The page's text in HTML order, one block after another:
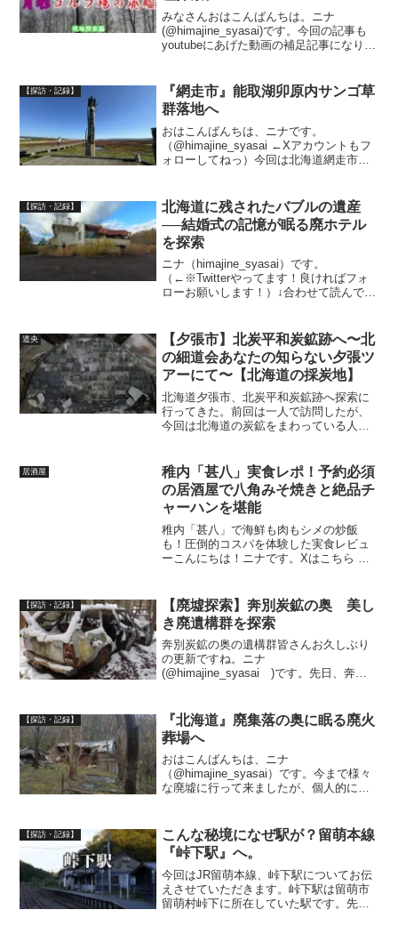
みなさんおはこんばんちは。ニナ
(@himajine_syasai)です。今回の記事も
youtubeにあげた動画の補足記事になりま
前回の厚田油田から移動する動画となっ
て...
【探訪・記録】
『網走市』能取湖卯原内サンゴ草
群落地へ
おはこんばんちは、ニナです。
（@himajine_syasai ←Xアカウントもフ
ォローしてねっ）今回は北海道網走市卯
オホーツク海沿岸ではサロマ湖に次ぐ大
きな湖で全国で...
【探訪・記録】
北海道に残されたバブルの遺産
──結婚式の記憶が眠る廃ホテル
を探索
ニナ（himajine_syasai）です。
（←※Twitterやってます！良ければフォ
ローお願いします！）↓合わせて読んでみ
今回は北海道の廃墟好きなら皆さんご...
道央
【夕張市】北炭平和炭鉱跡へ〜北
の細道会あなたの知らない夕張ツ
アーにて〜【北海道の採炭地】
北海道夕張市、北炭平和炭鉱跡へ探索に
行ってきた。前回は一人で訪問したが、
今回は北海道の炭鉱をまわっている人間
の知らない夕張ツアー2023秋、通称スケ
キヨツアーでの再訪だ...
居酒屋
稚内「甚八」実食レポ！予約必須
の居酒屋で八角みそ焼きと絶品チ
ャーハンを堪能
稚内「甚八」で海鮮も肉もシメの炒飯
も！圧倒的コスパを体験した実食レビュ
ーこんにちは！ニナです。Xはこちら →
席のお店。暖簾をくぐると奥行きのあ
る...
【探訪・記録】
【廃墟探索】奔別炭鉱の奥 美し
き廃遺構群を探索
奔別炭鉱の奥の遺構群皆さんお久しぶり
の更新ですね。ニナ
(@himajine_syasai )です。先日、奔別
事の最後に紹介する動画の告知タイミン
グと重なり、自らの告知す...
【探訪・記録】
『北海道』廃集落の奥に眠る廃火
葬場へ
おはこんばんちは、ニナ
（@himajine_syasai）です。今まで様々
な廃墟に行って来ましたが、個人的に一
てものは普通は、滅多に行く場所ではな
いですし、そもそも廃火...
【探訪・記録】
こんな秘境になぜ駅が？留萌本線
『峠下駅』へ。
今回はJR留萌本線、峠下駅についてお伝
えさせていただきます。峠下駅は留萌市
留萌村峠下に所在していた駅です。先